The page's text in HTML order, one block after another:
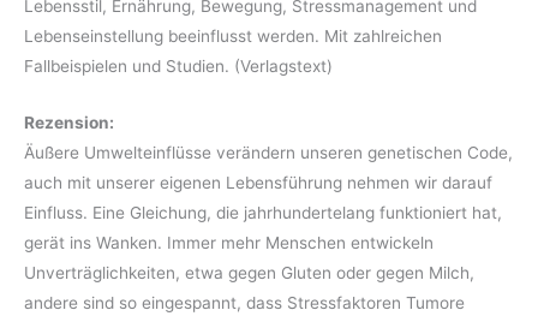
Lebensstil, Ernährung, Bewegung, Stressmanagement und
Lebenseinstellung beeinflusst werden. Mit zahlreichen
Fallbeispielen und Studien. (Verlagstext)
Rezension:
Äußere Umwelteinflüsse verändern unseren genetischen Code,
auch mit unserer eigenen Lebensführung nehmen wir darauf
Einfluss. Eine Gleichung, die jahrhundertelang funktioniert hat,
gerät ins Wanken. Immer mehr Menschen entwickeln
Unverträglichkeiten, etwa gegen Gluten oder gegen Milch,
andere sind so eingespannt, dass Stressfaktoren Tumore